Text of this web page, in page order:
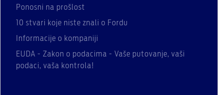
Ponosni na prošlost
10 stvari koje niste znali o Fordu
Informacije o kompaniji
EUDA - Zakon o podacima - Vaše putovanje, vaši
podaci, vaša kontrola!